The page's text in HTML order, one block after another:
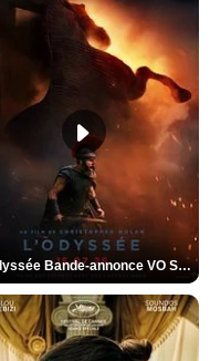
L'Odyssée Bande-annonce VO STFR